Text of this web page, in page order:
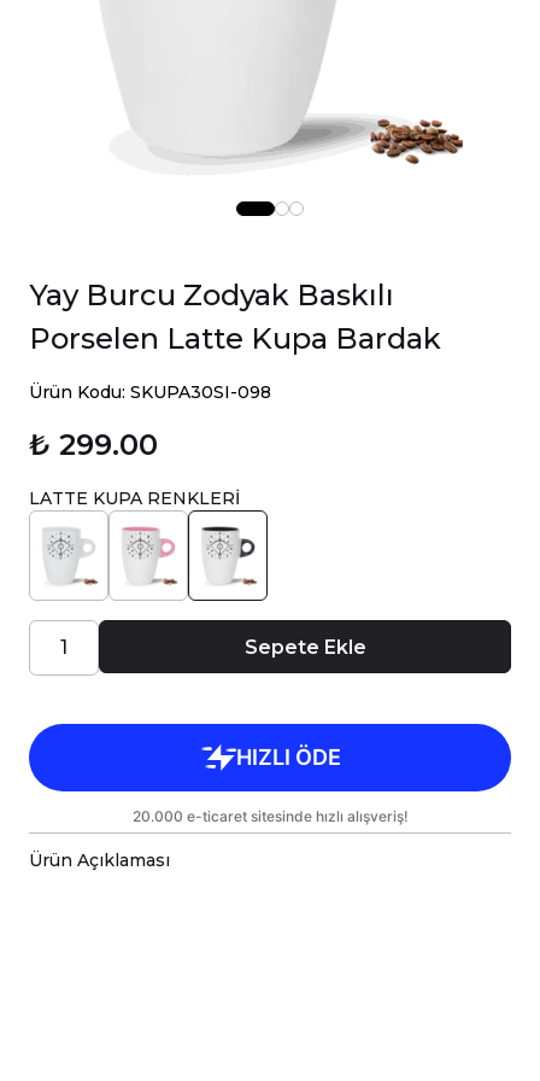
Yay Burcu Zodyak Baskılı
Porselen Latte Kupa Bardak
Ürün Kodu: SKUPA30SI-098
₺ 299.00
LATTE KUPA RENKLERİ
Sepete Ekle
Ürün Açıklaması